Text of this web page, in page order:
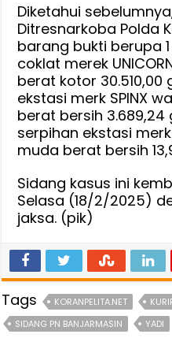
Diketahui
Ditresnarkoba Polda
barang bukti berupa
coklat merek
berat kotor 30.510,00
ekstasi merk SPINX
berat bersih 3.689,24
serpihan ekstasi
muda berat bersih
Sidang kasus ini
Selasa (18/2/2025)
jaksa. (pik)
Tags KORANPELITA.NET
SIDANG PN BANJARMASIN
YADI